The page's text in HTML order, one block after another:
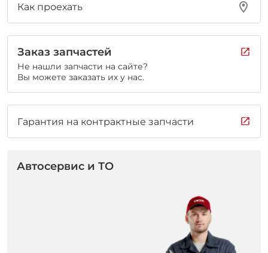
Как проехать
Заказ запчастей
Не нашли запчасти на сайте?
Вы можете заказать их у нас.
Гарантия на контрактные запчасти
Автосервис и ТО